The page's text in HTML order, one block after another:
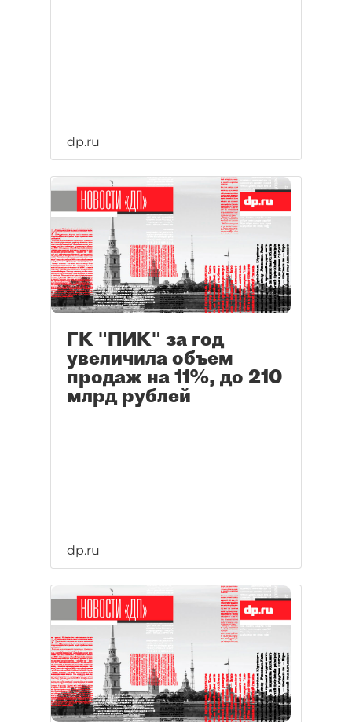
dp.ru
ГК "ПИК" за год
увеличила объем
продаж на 11%, до 210
млрд рублей
dp.ru